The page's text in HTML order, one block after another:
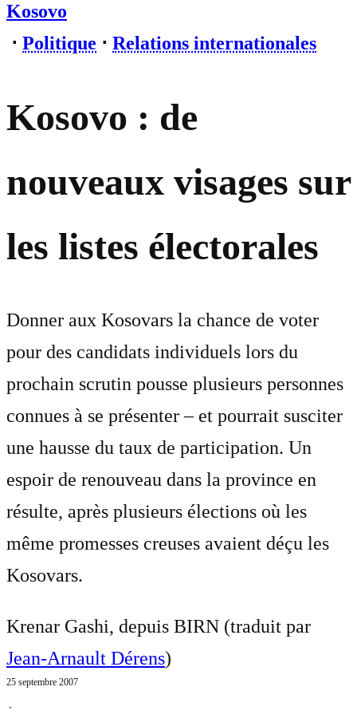
Kosovo
⋅ Politique ⋅ Relations internationales
Kosovo : de
nouveaux visages sur
les listes électorales
Donner aux Kosovars la chance de voter
pour des candidats individuels lors du
prochain scrutin pousse plusieurs personnes
connues à se présenter – et pourrait susciter
une hausse du taux de participation. Un
espoir de renouveau dans la province en
résulte, après plusieurs élections où les
même promesses creuses avaient déçu les
Kosovars.
Krenar Gashi, depuis BIRN (traduit par
Jean-Arnault Dérens)
25 septembre 2007
⋅